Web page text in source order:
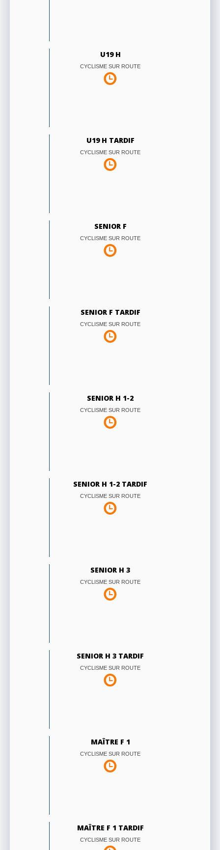
U19 H
CYCLISME SUR ROUTE
U19 H TARDIF
CYCLISME SUR ROUTE
SENIOR F
CYCLISME SUR ROUTE
SENIOR F TARDIF
CYCLISME SUR ROUTE
SENIOR H 1-2
CYCLISME SUR ROUTE
SENIOR H 1-2 TARDIF
CYCLISME SUR ROUTE
SENIOR H 3
CYCLISME SUR ROUTE
SENIOR H 3 TARDIF
CYCLISME SUR ROUTE
MAÎTRE F 1
CYCLISME SUR ROUTE
MAÎTRE F 1 TARDIF
CYCLISME SUR ROUTE